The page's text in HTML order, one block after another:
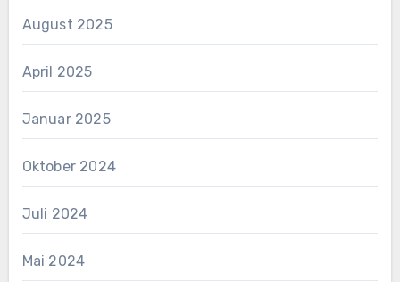
August 2025
April 2025
Januar 2025
Oktober 2024
Juli 2024
Mai 2024